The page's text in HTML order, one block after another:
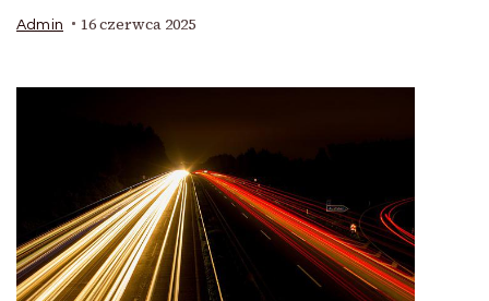
Admin 16 czerwca 2025